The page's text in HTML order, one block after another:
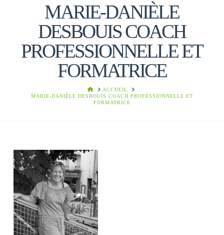
MARIE-DANIÈLE
DESBOUIS COACH
PROFESSIONNELLE ET
FORMATRICE
HOMEACCUEIL
MARIE-DANIÈLE DESBOUIS COACH PROFESSIONNELLE ET
FORMATRICE